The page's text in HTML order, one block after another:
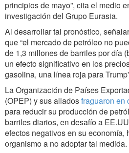
principios de mayo”, cita el medio
investigación del Grupo Eurasia.
Al desarrollar tal pronóstico,
que “el mercado de petróleo no
de 1,3 millones de barriles por día
un efecto significativo en los
gasolina, una línea roja para
La Organización de Países
(OPEP) y sus aliadosfraguaron en
para reducir su producción de
barriles diarios, en desafío a
efectos negativos en su economía,
organismo a no adoptar tal medida.